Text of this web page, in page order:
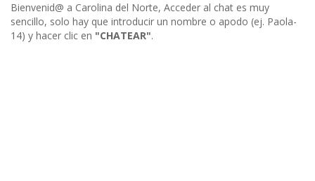
Bienvenid@ a Carolina del Norte, Acceder al chat es muy
sencillo, solo hay que introducir un nombre o apodo (ej. Paola-
14) y hacer clic en "CHATEAR".